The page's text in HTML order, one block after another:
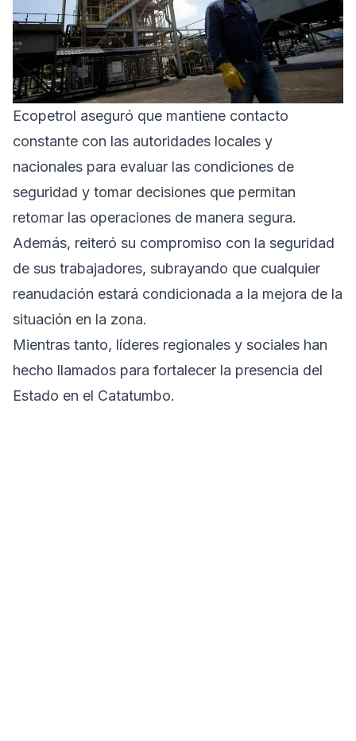
Ecopetrol aseguró que mantiene contacto
constante con las autoridades locales y
nacionales para evaluar las condiciones de
seguridad y tomar decisiones que permitan
retomar las operaciones de manera segura.
Además, reiteró su compromiso con la seguridad
de sus trabajadores, subrayando que cualquier
reanudación estará condicionada a la mejora de la
situación en la zona.
Mientras tanto, líderes regionales y sociales han
hecho llamados para fortalecer la presencia del
Estado en el Catatumbo.